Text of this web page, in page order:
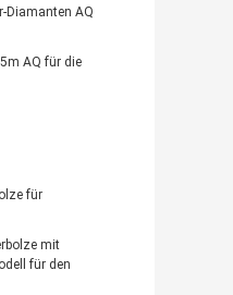
Diamanten AQ
AQ für die
für
mit
für den